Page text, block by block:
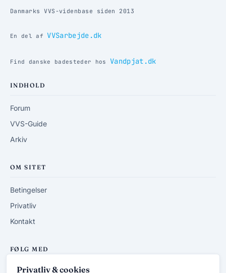
Danmarks VVS-videnbase siden 2013
En del af VVSarbejde.dk
Find danske badesteder hos Vandpjat.dk
INDHOLD
Forum
VVS-Guide
Arkiv
OM SITET
Betingelser
Privatliv
Kontakt
FØLG MED
Privatliv & cookies